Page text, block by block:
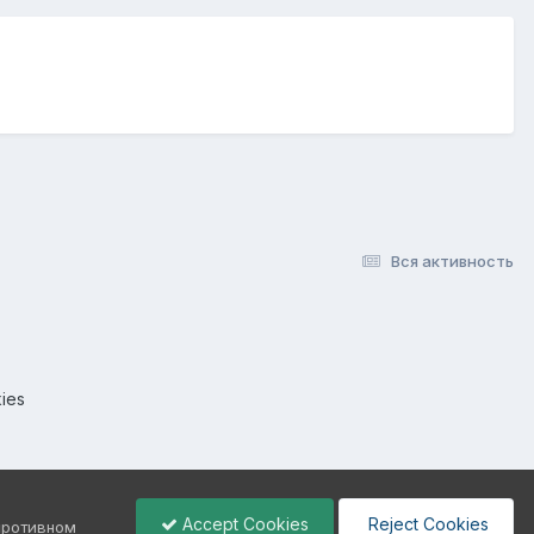
Вся активность
Accept Cookies Reject Cookies